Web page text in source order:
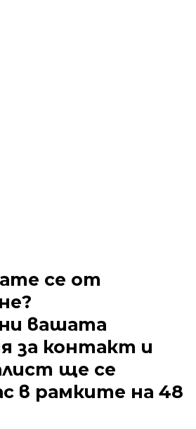
се от
вашата
за контакт и
ще се
в рамките на 48